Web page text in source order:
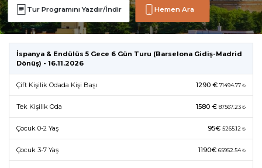
Tur Programını Yazdır/İndir Hemen Ara
İspanya & Endülüs 5 Gece 6 Gün Turu (Barselona Gidiş-Madrid
Dönüş) - 16.11.2026
Çift Kişilik Odada Kişi Başı 1290 € 71494.77 ₺
Tek Kişilik Oda 1580 € 87567.23 ₺
Çocuk 0-2 Yaş 95€ 5265.12 ₺
Çocuk 3-7 Yaş 1190€ 65952.54 ₺